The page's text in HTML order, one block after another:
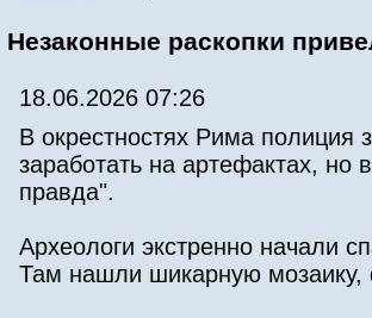
Незаконные раскопки
18.06.2026 07:26
В окрестностях Рима полиция
заработать на артефактах, но
правда".
Археологи экстренно начали
Там нашли шикарную мозаику,